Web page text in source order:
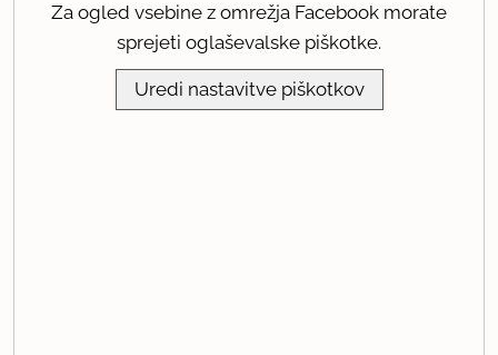
Za ogled vsebine z omrežja Facebook morate
sprejeti oglaševalske piškotke.
Uredi nastavitve piškotkov